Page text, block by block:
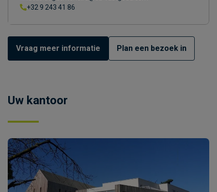
+32 9 243 41 86
Vraag meer informatie Plan een bezoek in
Uw kantoor